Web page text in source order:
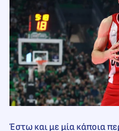
Έστω και με μία κάποια